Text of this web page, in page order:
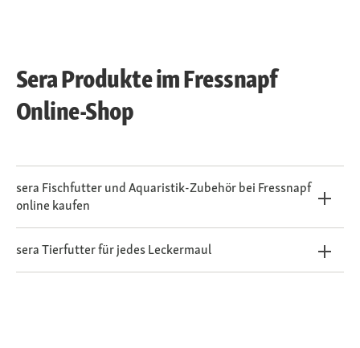
Sera Produkte im Fressnapf
Online-Shop
sera Fischfutter und Aquaristik-Zubehör bei Fressnapf
online kaufen
sera Tierfutter für jedes Leckermaul